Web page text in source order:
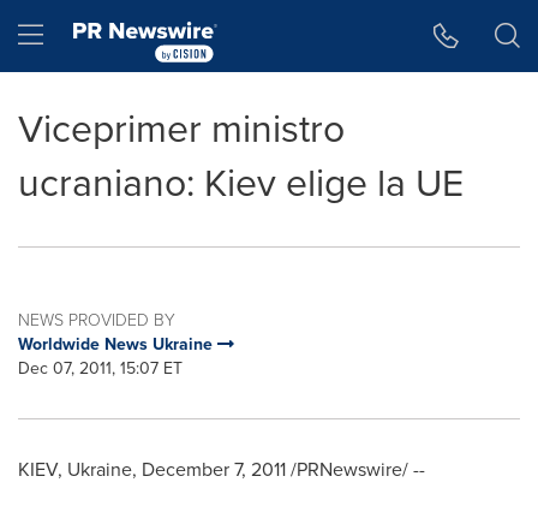
Hamburger menu
Viceprimer ministro
ucraniano: Kiev elige la UE
NEWS PROVIDED BY
Worldwide News Ukraine
Dec 07, 2011, 15:07 ET
KIEV, Ukraine, December 7, 2011/PRNewswire/ --